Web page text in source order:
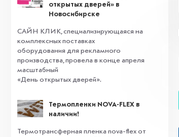
открытых дверей» в
Новосибирске
САЙН КЛИК, специализирующаяся на
комплексных поставках
оборудования для рекламного
производства, провела в конце апреля
масштабный
«День открытых дверей».
Термопленки NOVA-FLEX в
наличии!
Термотрансферная пленка nova-flex от